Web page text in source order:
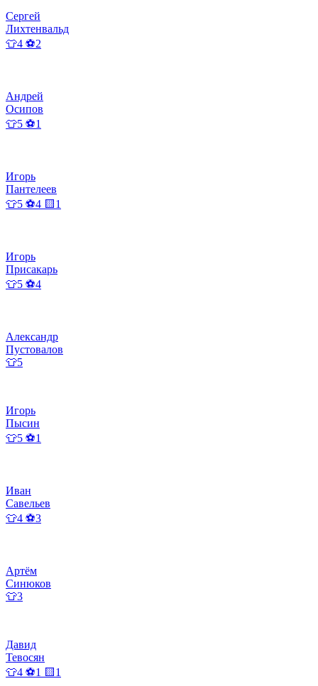
Сергей
Лихтенвальд
👕4 ⚽2
Андрей
Осипов
👕5 ⚽1
Игорь
Пантелеев
👕5 ⚽4 🟨1
Игорь
Присакарь
👕5 ⚽4
Александр
Пустовалов
👕5
Игорь
Пысин
👕5 ⚽1
Иван
Савельев
👕4 ⚽3
Артём
Синюков
👕3
Давид
Тевосян
👕4 ⚽1 🟨1